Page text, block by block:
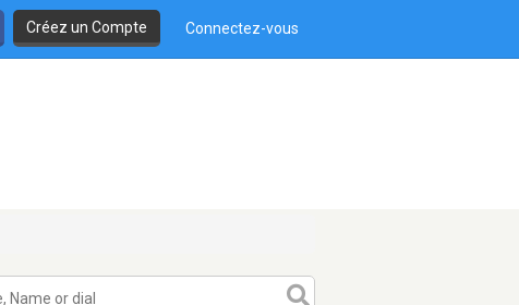
Créez un Compte Connectez-vous